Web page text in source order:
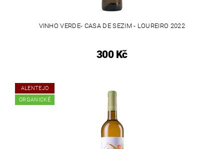
VINHO VERDE- CASA DE SEZIM - LOUREIRO 2022
300 Kč
ALENTEJO
ORGANICKÉ